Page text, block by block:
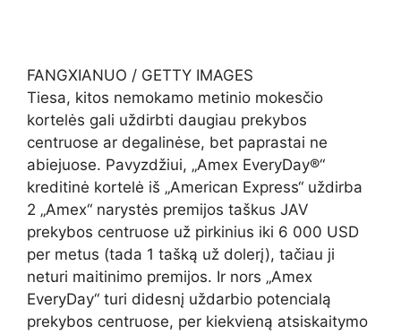
FANGXIANUO / GETTY IMAGES
Tiesa, kitos nemokamo metinio mokesčio
kortelės gali uždirbti daugiau prekybos
centruose ar degalinėse, bet paprastai ne
abiejuose. Pavyzdžiui, „Amex EveryDay®“
kreditinė kortelė iš „American Express“ uždirba
2 „Amex“ narystės premijos taškus JAV
prekybos centruose už pirkinius iki 6 000 USD
per metus (tada 1 tašką už dolerį), tačiau ji
neturi maitinimo premijos. Ir nors „Amex
EveryDay“ turi didesnį uždarbio potencialą
prekybos centruose, per kiekvieną atsiskaitymo